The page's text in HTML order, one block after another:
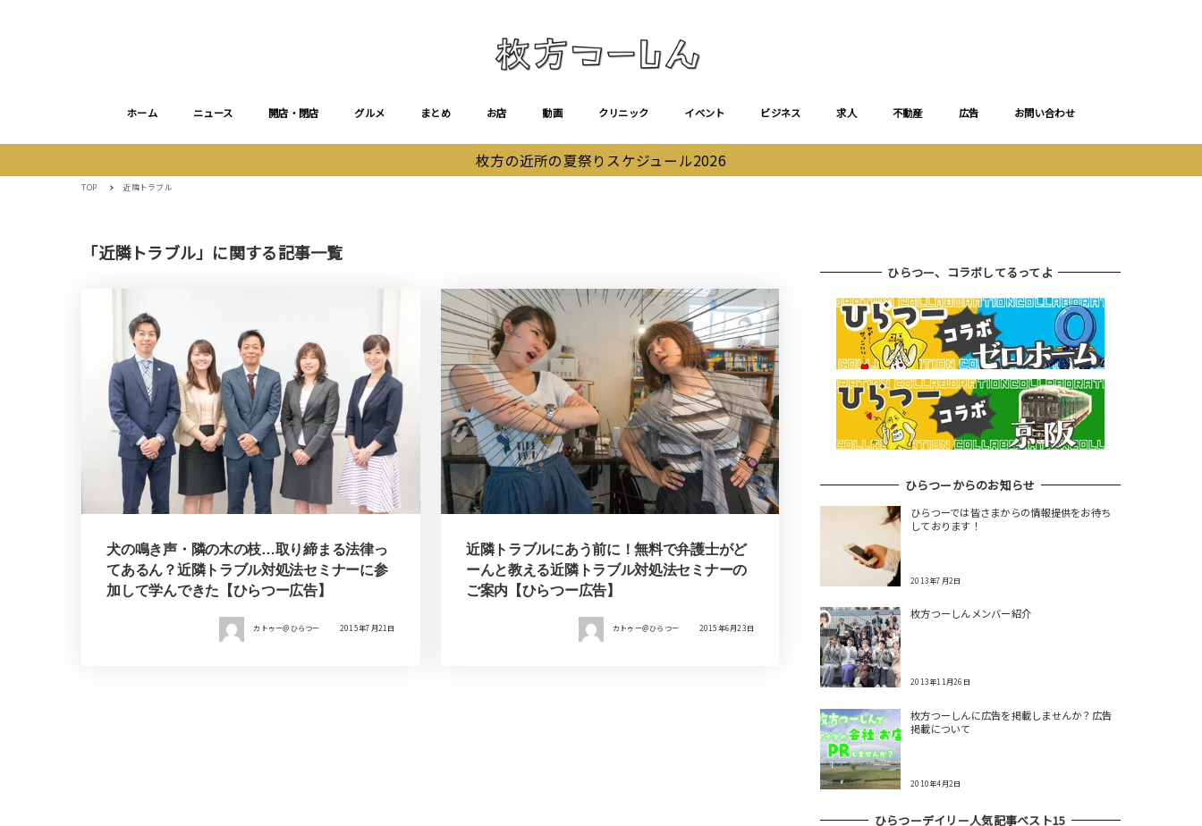
ホーム ニュース 開店・閉店 グルメ まとめ お店 動画 クリニック イベント ビジネス 求人 不動産 広告 お問い合わせ
枚方の近所の夏祭りスケジュール2026
TOP 近隣トラブル
「近隣トラブル」に関する記事一覧
犬の鳴き声・隣の木の枝…取り締まる法律っ
てあるん？近隣トラブル対処法セミナーに参
加して学んできた【ひらつー広告】
カトゥー＠ひらつー 2015年7月21日
近隣トラブルにあう前に！無料で弁護士がど
ーんと教える近隣トラブル対処法セミナーの
ご案内【ひらつー広告】
カトゥー＠ひらつー 2015年6月23日
ひらつー、コラボしてるってよ
ひらつーからのお知らせ
ひらつーでは皆さまからの情報提供をお待ち
しております！
2013年7月2日
枚方つーしんメンバー紹介
2013年11月26日
枚方つーしんに広告を掲載しませんか？広告
掲載について
2010年4月2日
ひらつーデイリー人気記事ベスト15